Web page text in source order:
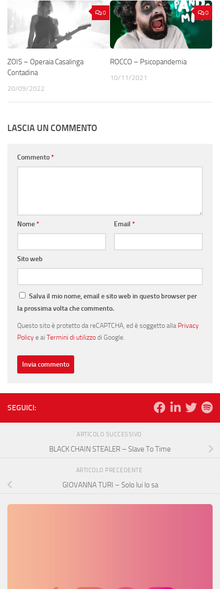
0
ZOIS – Operaia Casalinga
Contadina
20/09/2022
0
ROCCO – Psicopandemia
10/11/2021
LASCIA UN COMMENTO
Commento*
Nome* Email *
Sito web
Salva il mio nome, email e sito web in questo browser per
la prossima volta che commento.
Questo sito è protetto da reCAPTCHA, ed è soggetto alla Privacy
Policye ai Termini di utilizzodi Google.
SEGUICI:
ARTICOLO SUCCESSIVO
BLACK CHAIN STEALER – Slave To Time
ARTICOLO PRECEDENTE
GIOVANNA TURI – Solo lui lo sa